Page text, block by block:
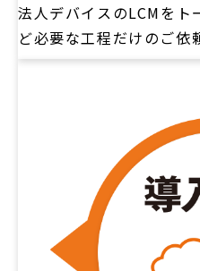
法人デバイスのLCMをト
ど必要な工程だけのご依